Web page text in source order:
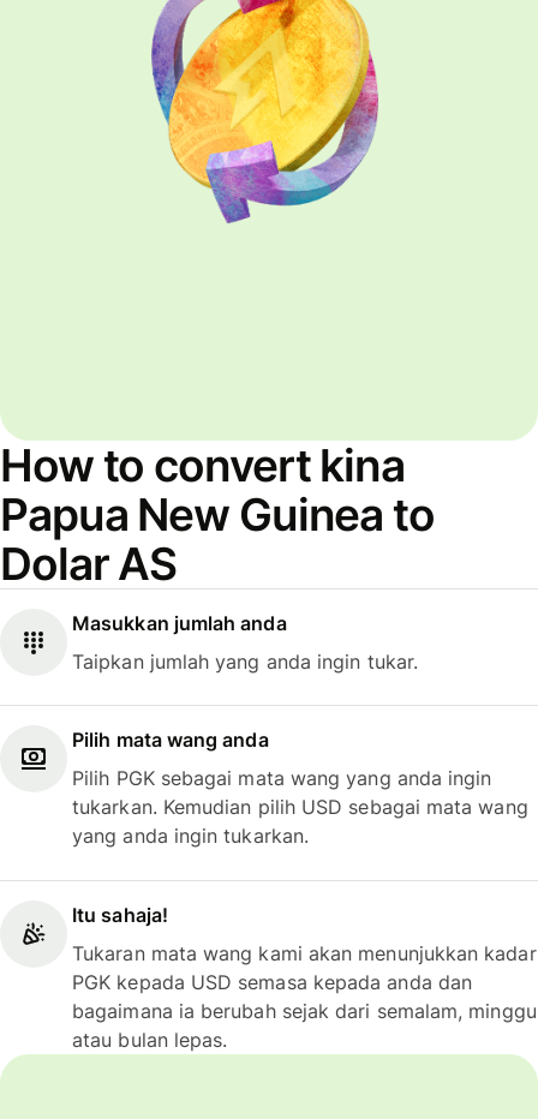
How to convert kina
Papua New Guinea to
Dolar AS
Masukkan jumlah anda
Taipkan jumlah yang anda ingin tukar.
Pilih mata wang anda
Pilih PGK sebagai mata wang yang anda ingin
tukarkan. Kemudian pilih USD sebagai mata wang
yang anda ingin tukarkan.
Itu sahaja!
Tukaran mata wang kami akan menunjukkan kadar
PGK kepada USD semasa kepada anda dan
bagaimana ia berubah sejak dari semalam, minggu
atau bulan lepas.